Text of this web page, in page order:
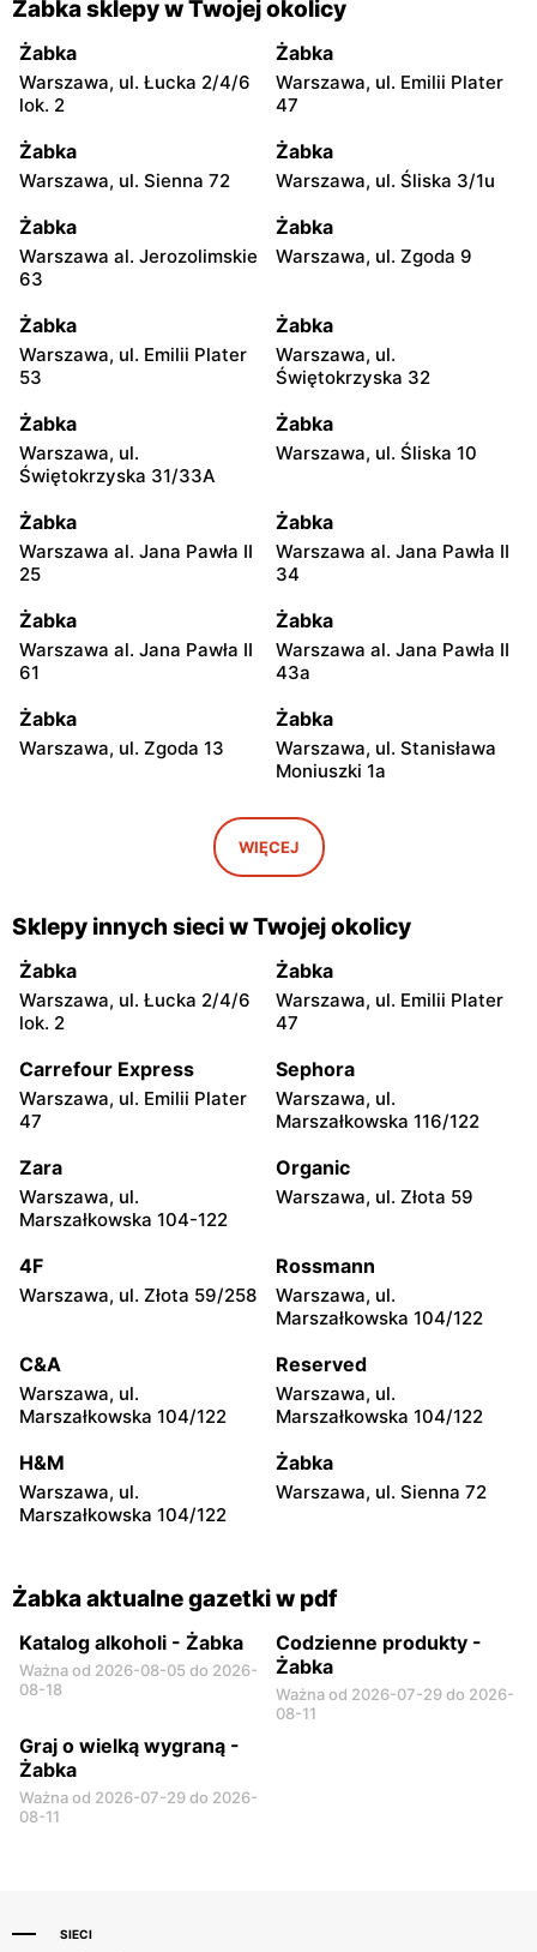
Żabka sklepy w Twojej okolicy
Żabka
Warszawa, ul. Łucka 2/4/6
lok. 2
Żabka
Warszawa, ul. Emilii Plater
47
Żabka
Warszawa, ul. Sienna 72
Żabka
Warszawa, ul. Śliska 3/1u
Żabka
Warszawa al. Jerozolimskie
63
Żabka
Warszawa, ul. Zgoda 9
Żabka
Warszawa, ul. Emilii Plater
53
Żabka
Warszawa, ul.
Świętokrzyska 32
Żabka
Warszawa, ul.
Świętokrzyska 31/33A
Żabka
Warszawa, ul. Śliska 10
Żabka
Warszawa al. Jana Pawła II
25
Żabka
Warszawa al. Jana Pawła II
34
Żabka
Warszawa al. Jana Pawła II
61
Żabka
Warszawa al. Jana Pawła II
43a
Żabka
Warszawa, ul. Zgoda 13
Żabka
Warszawa, ul. Stanisława
Moniuszki 1a
Świętokrzyska 0 Stacja
Żabka
Warszawa, ul. Grzybowska
5
Żabka
Łódź, ul. Żurawia 14
Żabka
Warszawa, ul. Żurawia 18
Żabka Żabka
104
Żabka
2
Żabka
Żabka
Chałubińskiego 8
Żabka
Żabka
4
Żabka
Żabka Żabka
Żabka
Warszawa, ul. Prosta 2/14
Żabka
WIĘCEJ
Sklepy innych sieci w Twojej okolicy
Żabka
Warszawa, ul. Łucka 2/4/6
lok. 2
Żabka
Warszawa, ul. Emilii Plater
47
Carrefour Express
Warszawa, ul. Emilii Plater
47
Sephora
Warszawa, ul.
Marszałkowska 116/122
Zara
Warszawa, ul.
Marszałkowska 104-122
Organic
Warszawa, ul. Złota 59
4F
Warszawa, ul. Złota 59/258
Rossmann
Warszawa, ul.
Marszałkowska 104/122
C&A
Warszawa, ul.
Marszałkowska 104/122
Reserved
Warszawa, ul.
Marszałkowska 104/122
H&M
Warszawa, ul.
Marszałkowska 104/122
Żabka
Warszawa, ul. Sienna 72
Żabka aktualne gazetki w pdf
Katalog alkoholi - Żabka
Ważna od 2026-08-05 do 2026-
08-18
Codzienne produkty -
Żabka
Ważna od 2026-07-29 do 2026-
08-11
Graj o wielką wygraną -
Żabka
Ważna od 2026-07-29 do 2026-
08-11
SIECI